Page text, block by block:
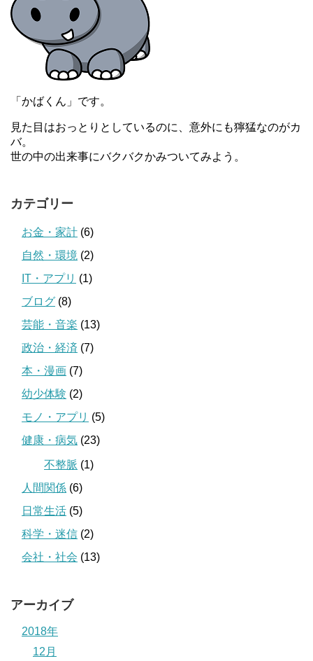
「かばくん」です。
見た目はおっとりとしているのに、意外にも獰猛なのがカ
バ。
世の中の出来事にバクバクかみついてみよう。
カテゴリー
お金・家計 (6)
自然・環境 (2)
IT・アプリ (1)
ブログ (8)
芸能・音楽 (13)
政治・経済 (7)
本・漫画 (7)
幼少体験 (2)
モノ・アプリ (5)
健康・病気 (23)
不整脈 (1)
人間関係 (6)
日常生活 (5)
科学・迷信 (2)
会社・社会 (13)
アーカイブ
2018年
12月